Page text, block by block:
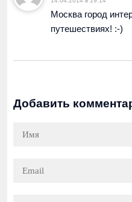
Москва город
путешествиях! :-)
Добавить